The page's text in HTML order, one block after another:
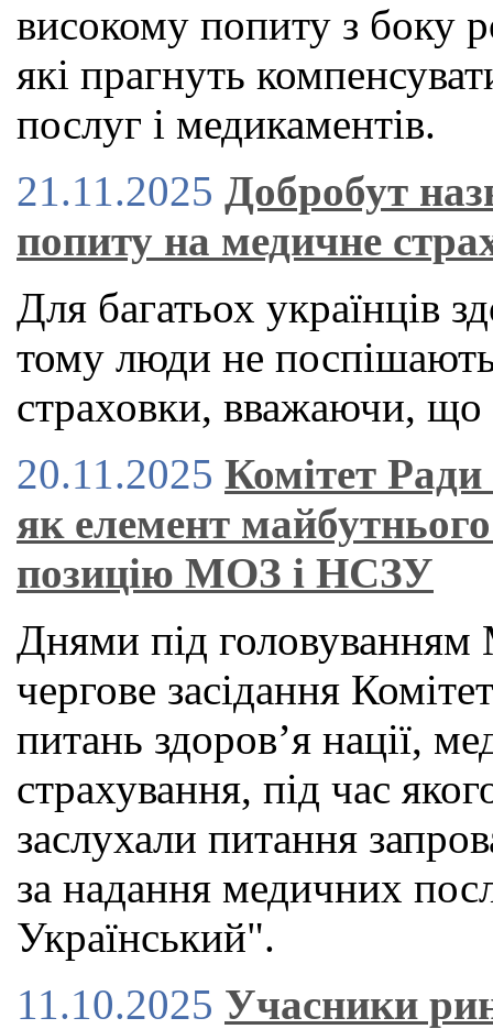
високому попиту з боку
які прагнуть
послуг і медикаментів.
21.11.2025 Добробут
попиту на медичне
Для багатьох українців
тому люди не
страховки, вважаючи, що
20.11.2025 Комітет Ради
як елемент
позицію МОЗ і НСЗУ
Днями під головуванням
чергове засідання
питань здоров’я нації,
страхування, під час
заслухали питання
за надання медичних
Український".
11.10.2025 Учасники